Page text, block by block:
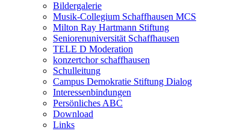
Bildergalerie
Musik-Collegium Schaffhausen MCS
Milton Ray Hartmann Stiftung
Seniorenuniversität Schaffhausen
TELE D Moderation
konzertchor schaffhausen
Schulleitung
Campus Demokratie Stiftung Dialog
Interessenbindungen
Persönliches ABC
Download
Links